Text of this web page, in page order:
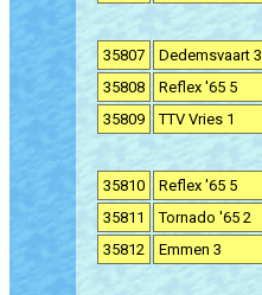
35807 Dedemsvaart 3
35808
Reflex '65 5
35809
TTV Vries 1
35810 Reflex '65 5
35811
Tornado '65 2
35812
Emmen 3